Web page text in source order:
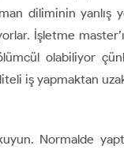
diliminin yanlış
İşletme
ölümcül olabiliyor
iş yapmaktan
Normalde